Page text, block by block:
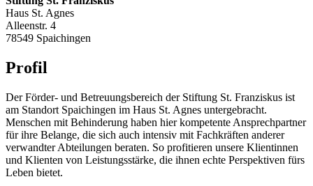
Haus St. Agnes
Alleenstr. 4
78549 Spaichingen
Profil
Der Förder- und Betreuungsbereich der Stiftung St. Franziskus ist
am Standort Spaichingen im Haus St. Agnes untergebracht.
Menschen mit Behinderung haben hier kompetente Ansprechpartner
für ihre Belange, die sich auch intensiv mit Fachkräften anderer
verwandter Abteilungen beraten. So profitieren unsere Klientinnen
und Klienten von Leistungsstärke, die ihnen echte Perspektiven fürs
Leben bietet.